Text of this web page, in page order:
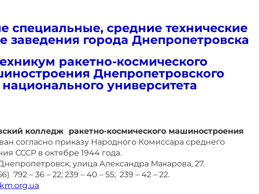
специальные, средние технические
заведения города Днепропетровска
ракетно-космического
Днепропетровского
национального университета
колледж ракетно-космического машиностроения
согласно приказу Народного Комиссара среднего
СССР в октябре 1944 года.
улица Александра Макарова, 27.
792 – 36 – 22; 239 – 40 – 55; 239 – 42 – 22.